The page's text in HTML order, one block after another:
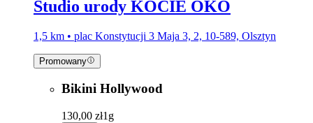
Studio urody KOCIE OKO
1,5 km • plac Konstytucji 3 Maja 3, 2, 10-589, Olsztyn
Promowany
Bikini Hollywood
130,00 zł1g